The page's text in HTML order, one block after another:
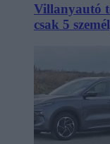
Villanyautó
csak 5